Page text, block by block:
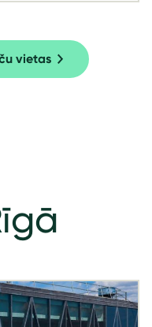
vietas